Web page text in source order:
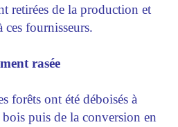
retirées de la production et
fournisseurs.
rasée
forêts ont été déboisés à
puis de la conversion en